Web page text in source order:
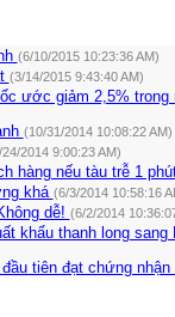
(6/10/2015 10:23:36 AM)
(3/14/2015 9:43:40 AM)
ước giảm 2,5% trong
(10/31/2014 10:08:22 AM)
2014 9:00:23 AM)
hàng nếu tàu trễ 1
khá (6/3/2014 10:58:16
dễ! (6/2/2014
khẩu thanh long sang
tiên đạt chứng nhận